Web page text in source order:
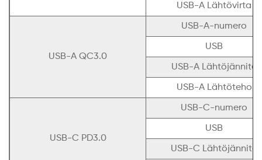
USB-A Lähtövirta
USB-A QC3.0
USB-A-numero
USB
USB-A Lähtöjännite
USB-A Lähtöteho
USB-C PD3.0
USB-C-numero
USB
USB-C Lähtöjännite